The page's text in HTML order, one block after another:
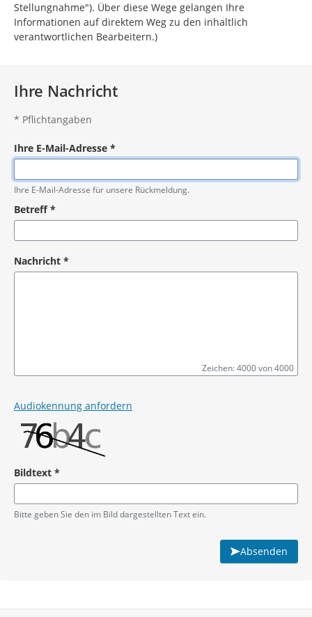
Stellungnahme"). Über diese Wege gelangen Ihre
Informationen auf direktem Weg zu den inhaltlich
verantwortlichen Bearbeitern.)
Ihre Nachricht
* Pflichtangaben
Ihre E-Mail-Adresse *
Pflichtangabe
Ihre E-Mail-Adresse für unsere Rückmeldung.
Betreff*
Nachricht *
Zeichen: 4000 von 4000
Audiokennung anfordern
Bildtext *
Pflichtangabe
Bitte geben Sie den im Bild dargestellten Text ein.
Absenden